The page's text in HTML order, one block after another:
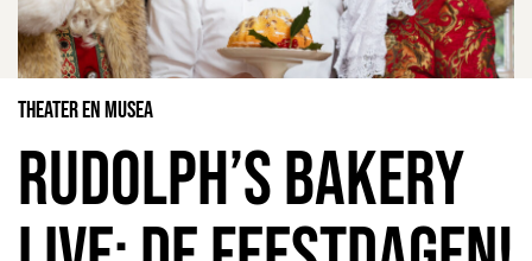
Theater en Musea
Rudolph’s bakery